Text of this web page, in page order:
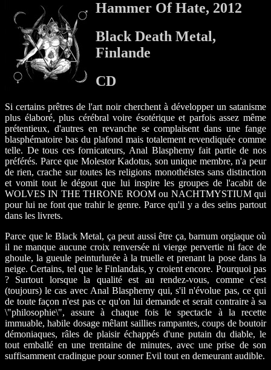
Hammer Of Hate, 2012
Black Death Metal,
Finlande
CD
Si certains prêtres de l'art noir cherchent à développer un satanisme
plus élaboré, plus cérébral voire ésotérique et parfois assez même
prétentieux, d'autres en revanche se complaisent dans une fange
blasphématoire bas du plafond mais totalement revendiquée comme
telle. De tous ces fornicateurs, Anal Blasphemy fait partie de nos
préférés. Parce que Molestor Kadotus, son unique membre, n'a peur
de rien, crache sur toutes les religions monothéistes sans distinction
et vomit tout le dégout que lui inspire les groupes de l'acabit de
WOLVES IN THE THRONE ROOM ou NACHTMYSTIUM qui
pour lui ne font que trahir le genre. Parce qu'il y a des seins partout
dans les livrets.
Parce que le Black Metal, ça peut aussi être ça, barnum orgiaque où
il ne manque aucune croix renversée ni vierge pervertie ni face de
ghoule, la gueule peinturlurée à la truelle et prenant la pose dans la
neige. Certains, tel que le Finlandais, y croient encore. Pourquoi pas
? Surtout lorsque la qualité est au rendez-vous, comme c'est
(toujours) le cas avec Anal Blasphemy qui, s'il n'évolue pas, ce qui
de toute façon n'est pas ce qu'on lui demande et serait contraire à sa
\"philosophie\", assure à chaque fois le spectacle à la recette
immuable, habile dosage mêlant saillies rampantes, coups de boutoir
démoniaques, râles de plaisir échappés d'une putain du diable, le
tout emballé en une trentaine de minutes, avec une prise de son
suffisamment cradingue pour sonner Evil tout en demeurant audible.